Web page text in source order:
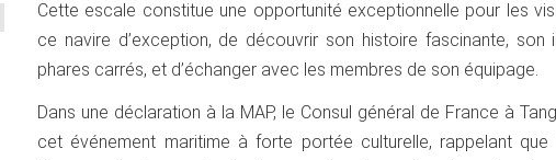
Cette escale constitue une opportunité exceptionnelle pour les
ce navire d’exception, de découvrir son histoire fascinante, son
phares carrés, et d’échanger avec les membres de son équipage.
Dans une déclaration à la MAP, le Consul général de France à
cet événement maritime à forte portée culturelle, rappelant